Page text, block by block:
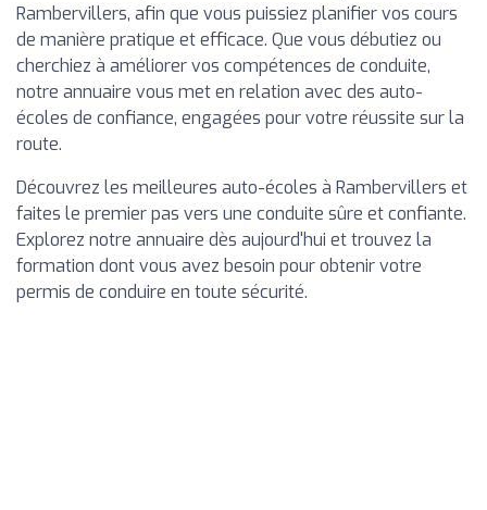
Rambervillers, afin que vous puissiez planifier vos cours
de manière pratique et efficace. Que vous débutiez ou
cherchiez à améliorer vos compétences de conduite,
notre annuaire vous met en relation avec des auto-
écoles de confiance, engagées pour votre réussite sur la
route.
Découvrez les meilleures auto-écoles à Rambervillers et
faites le premier pas vers une conduite sûre et confiante.
Explorez notre annuaire dès aujourd'hui et trouvez la
formation dont vous avez besoin pour obtenir votre
permis de conduire en toute sécurité.